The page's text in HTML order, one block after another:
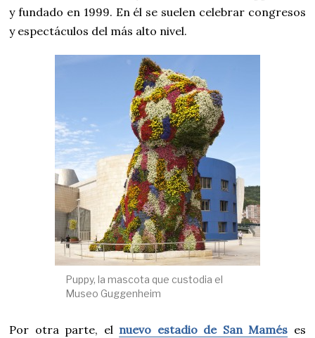
y fundado en 1999. En él se suelen celebrar congresos
y espectáculos del más alto nivel.
Puppy, la mascota que custodia el
Museo Guggenheim
Por otra parte, el nuevo estadio de San Mamés es